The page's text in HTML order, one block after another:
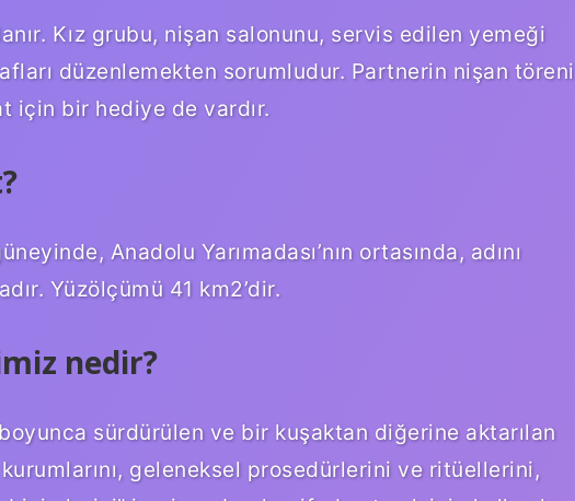
Kız grubu, nişan salonunu, servis edilen yemeği
düzenlemekten sorumludur. Partnerin nişan töreni
için bir hediye de vardır.
Anadolu Yarımadası’nın ortasında, adını
Yüzölçümü 41 km2’dir.
nedir?
sürdürülen ve bir kuşaktan diğerine aktarılan
kurumlarını, geleneksel prosedürlerini ve ritüellerini,